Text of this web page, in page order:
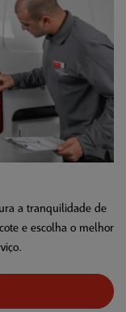
a tranquilidade de
e escolha o melhor